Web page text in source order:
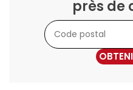
près de